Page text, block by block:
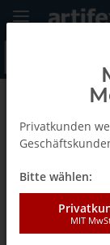
Zurück zur Liste
Lamello
14 mm,
Privatkunden
Bitte wählen:
MIT